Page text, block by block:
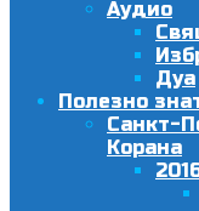
Аудио
Дуа
Полезно
Санкт-
Корана